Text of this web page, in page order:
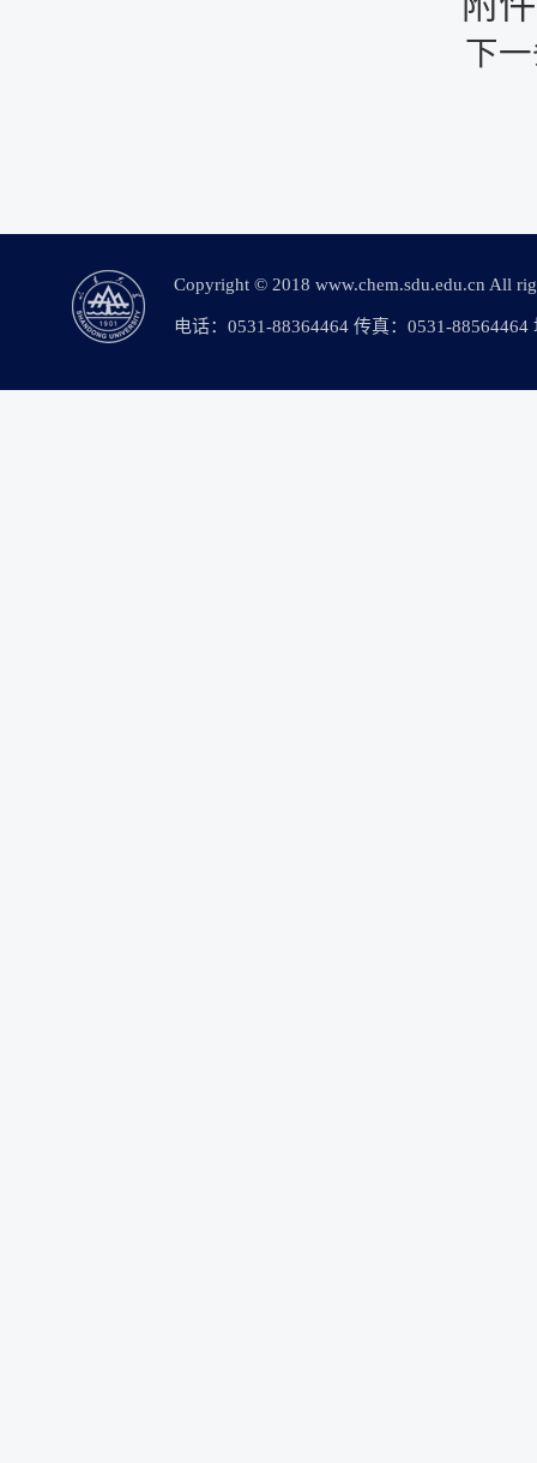
下
Copyright © 2018 www.chem.sdu.edu.cn All
电话：0531-88364464 传真：0531-